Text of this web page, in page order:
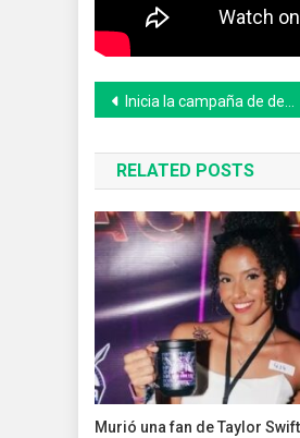
Navegación
de
entradas
Inicia la campaña de descacharreo y prevención del dengue en Tapalqué
RELATED POSTS
Murió una fan de Taylor Swift